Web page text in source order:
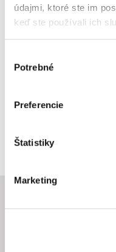
údajmi, ktoré ste im
keď ste používali ich
súhlasu
Potrebné
Preferencie
Štatistiky
Marketing
Chcete byť